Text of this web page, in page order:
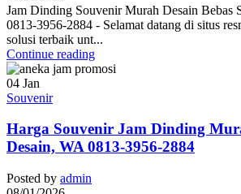
Jam Dinding Souvenir Murah Desain Bebas
0813-3956-2884 - Selamat datang di situs
solusi terbaik unt...
Continue reading
04 Jan
Souvenir
Harga Souvenir Jam Dinding
Desain, WA 0813-3956-2884
Posted by admin